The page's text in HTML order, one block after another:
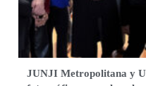
JUNJI Metropolitana y